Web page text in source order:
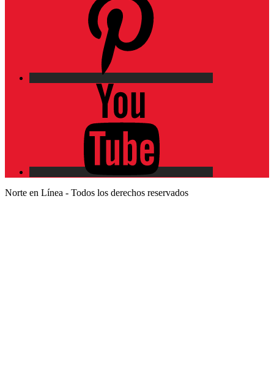
Norte en Línea - Todos los derechos reservados